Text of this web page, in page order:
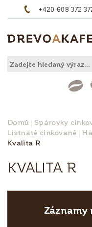
+420 608 372
Domů
Spárovky
Listnaté cinkované
Kvalita R
KVALITA R
Záznamy